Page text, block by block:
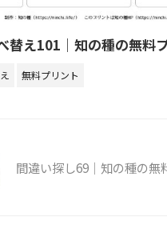
替え101｜知の種の無料
無料プリント
間違い探し69｜知の種の無